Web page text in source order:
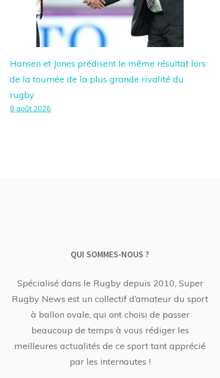
Hansen et Jones prédisent le même résultat lors
de la tournée de la plus grande rivalité du
rugby
8 août 2026
QUI SOMMES-NOUS ?
Spécialisé dans le Rugby depuis 2010, Super
Rugby News est un collectif d’amateur du sport
à ballon ovale, qui ont choisi de passer
beaucoup de temps à vous rédiger les
meilleures actualités de ce sport tant apprécié
par les internautes !